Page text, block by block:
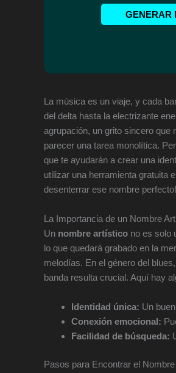
GENERAR
La música es un viaje, y cada
del delta hasta la electrizante
agrupación, un grito sincero que
parecer una tarea monolítica.
que te ayudarán a crear una
utilizar una herramienta gratuita
desenterrar ese nombre perfecto!
La Importancia de un Nombre
Un nombre artístico no es solo
lo que quedará grabado en la
melodías. En el género del
banda resulta crucial. Aquí hay
Identidad única: Un
Conexión emocional:
Facilidad de búsqueda:
Pasos para Encontrar el